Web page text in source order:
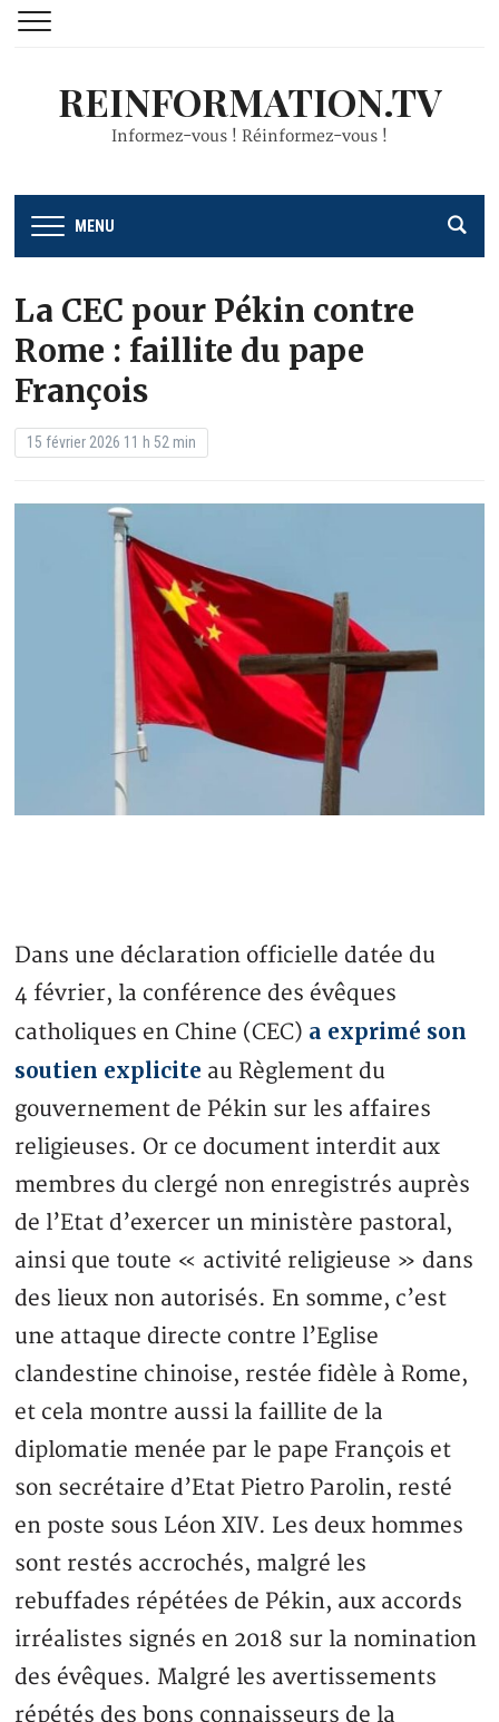
REINFORMATION.TV
Informez-vous ! Réinformez-vous !
MENU
La CEC pour Pékin contre
Rome : faillite du pape
François
15 février 2026 11 h 52 min
Dans une déclaration officielle datée du
4 février, la conférence des évêques
catholiques en Chine (CEC) a exprimé son
soutien explicite au Règlement du
gouvernement de Pékin sur les affaires
religieuses. Or ce document interdit aux
membres du clergé non enregistrés auprès
de l’Etat d’exercer un ministère pastoral,
ainsi que toute « activité religieuse » dans
des lieux non autorisés. En somme, c’est
une attaque directe contre l’Eglise
clandestine chinoise, restée fidèle à Rome,
et cela montre aussi la faillite de la
diplomatie menée par le pape François et
son secrétaire d’Etat Pietro Parolin, resté
en poste sous Léon XIV. Les deux hommes
sont restés accrochés, malgré les
rebuffades répétées de Pékin, aux accords
irréalistes signés en 2018 sur la nomination
des évêques. Malgré les avertissements
répétés des bons connaisseurs de la